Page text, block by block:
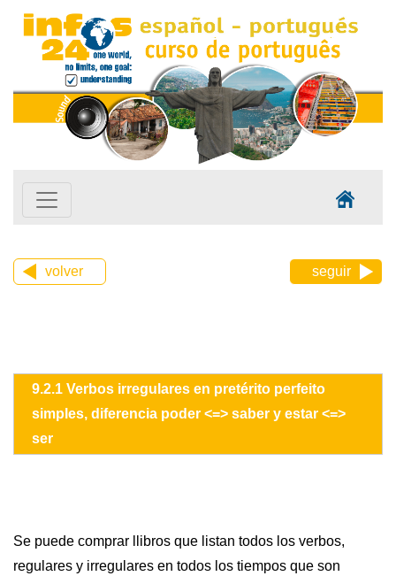
volver seguir
9.2.1 Verbos irregulares en pretérito perfeito
simples, diferencia poder <=> saber y estar <=>
ser
Se puede comprar llibros que listan todos los verbos,
regulares y irregulares en todos los tiempos que son